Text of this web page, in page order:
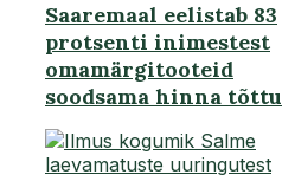
Saaremaal eelistab 83
protsenti inimestest
omamärgitooteid
soodsama hinna tõttu